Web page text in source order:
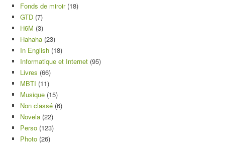
Fonds de miroir(18)
GTD (7)
H6M (3)
Hahaha (23)
In English (18)
Informatique et Internet (95)
Livres (66)
MBTI (11)
Musique (15)
Non classé (6)
Novela (22)
Perso (123)
Photo (26)